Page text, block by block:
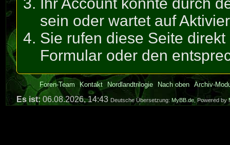
sein oder wartet auf
Sie rufen diese Seite
Formular oder den
Foren-Team Kontakt Nordlandtrilogie Nach oben Archiv-
Es ist: 06.08.2026, 14:43 Deutsche Übersetzung: MyBB.de, Powered by